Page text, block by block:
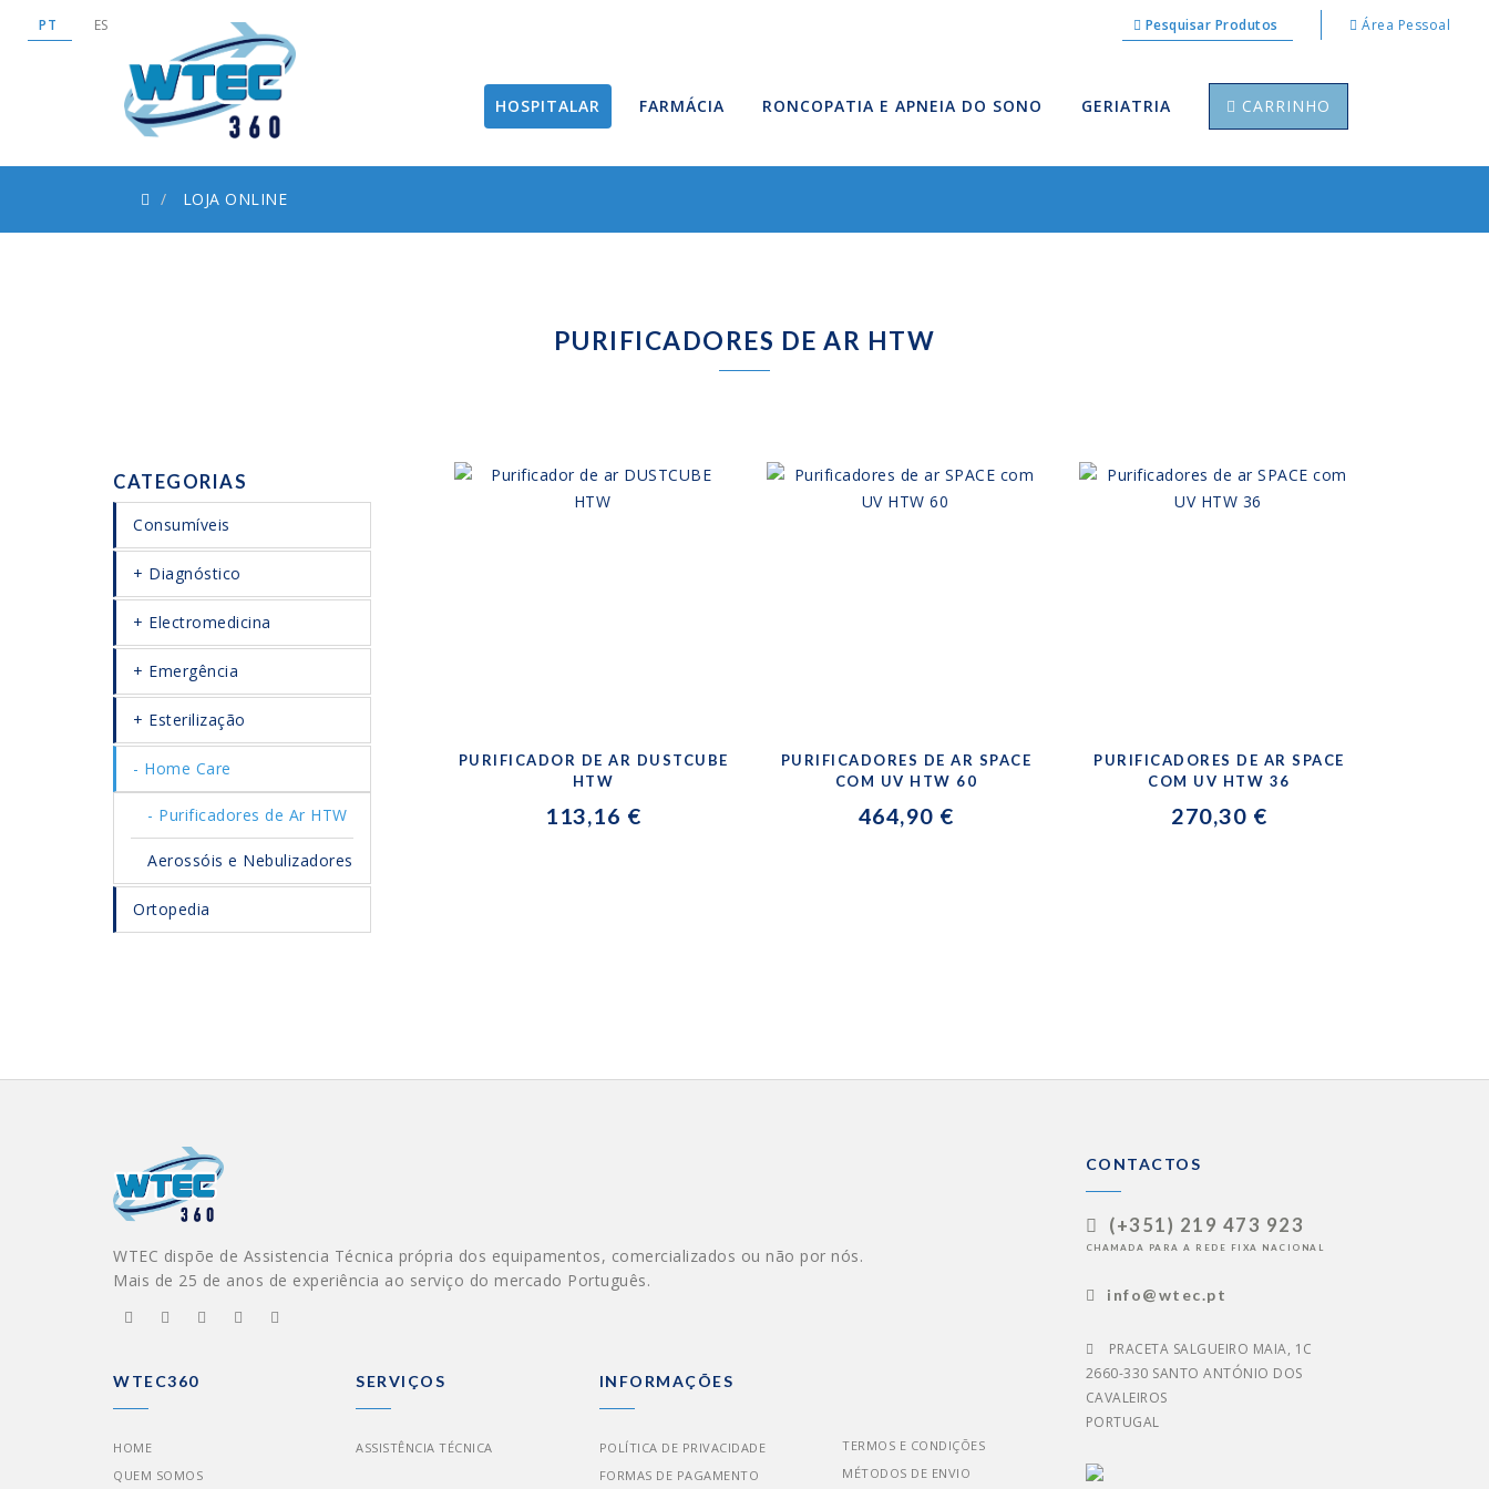
PT ES Pesquisar Produtos Área Pessoal
HOSPITALAR FARMÁCIA RONCOPATIA E APNEIA DO SONO GERIATRIA CARRINHO
LOJA ONLINE
PURIFICADORES DE AR HTW
CATEGORIAS
Consumíveis
Diagnóstico
Electromedicina
Emergência
Esterilização
Home Care
Purificadores de Ar HTW
Aerossóis e Nebulizadores
Ortopedia
PURIFICADOR DE AR DUSTCUBE
HTW
113,16 €
PURIFICADORES DE AR SPACE
COM UV HTW 60
464,90 €
PURIFICADORES DE AR SPACE
COM UV HTW 36
270,30 €
WTEC dispõe de Assistencia Técnica própria dos equipamentos, comercializados ou não por nós.
Mais de 25 de anos de experiência ao serviço do mercado Português.
WTEC360
HOME
QUEM SOMOS
SERVIÇOS
ASSISTÊNCIA TÉCNICA
INFORMAÇÕES
POLÍTICA DE PRIVACIDADE
FORMAS DE PAGAMENTO
TERMOS E CONDIÇÕES
MÉTODOS DE ENVIO
CONTACTOS
(+351) 219 473 923
CHAMADA PARA A REDE FIXA NACIONAL
info@wtec.pt
PRACETA SALGUEIRO MAIA, 1C
2660-330 SANTO ANTÓNIO DOS
CAVALEIROS
PORTUGAL